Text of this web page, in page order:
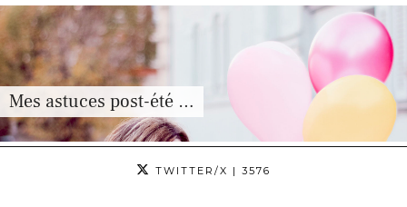
Mes astuces post-été …
TWITTER/X | 3576